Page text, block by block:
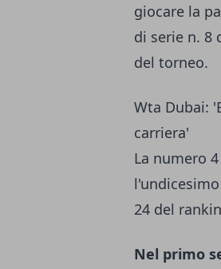
giocare la
di serie n. 8
del torneo.
Wta Dubai:
carriera'
La numero
24 del
Nel primo